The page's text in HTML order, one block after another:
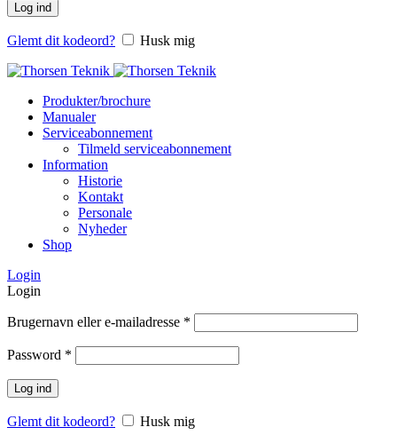
Log ind
Glemt dit kodeord? Husk mig
Produkter/brochure
Manualer
Serviceabonnement
Tilmeld serviceabonnement
Information
Historie
Kontakt
Personale
Nyheder
Shop
Login
Login
Brugernavn eller e-mailadresse *
Password *
Log ind
Glemt dit kodeord?
Husk mig